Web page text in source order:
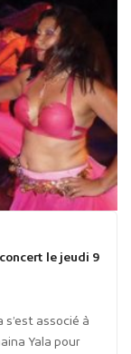
le jeudi 9
associé à
Yala pour